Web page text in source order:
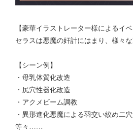
【豪華イラストレーター様によるイベ
セラスは悪魔の奸計にはまり、様々
【シーン例】
・母乳体質化改造
・尻穴性器化改造
・アクメビーム調教
・異形進化悪魔による羽交い絞め二
等々……